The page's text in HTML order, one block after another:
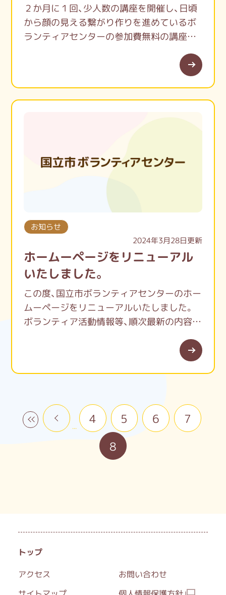
開館時間：月曜日～金曜日 9:00～17:00
FAX：042-580-7112
２か月に１回、少人数の講座を開催し、日頃
から顔の見える繋がり作りを進めているボ
ランティアセンターの参加費無料の講座。
前回２月に開催した「災害時のつながりのは
なし」が大好評だった篠原さんが考える、地
域がより豊かになるためのコミュニティデ
ザインって何かな？
お知らせ
2024年3月28日更新
ホームーページをリニューアル
いたしました。
この度、国立市ボランティアセンターのホー
ムーページをリニューアルいたしました。
ボランティア活動情報等、順次最新の内容に
更新してまいりますので、引き続きよろしく
« « ... 4 5 6
7
8
トップ
アクセス
お問い合わせ